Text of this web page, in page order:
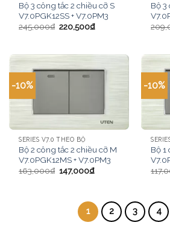
Bộ 3 công tắc 2 chiều cỡ S
V7.0PGK12SS + V7.0PM3
245,000₫ 220,500₫
Bộ 3
-10%
SERIES V7.0 THEO BỘ
Bộ 2 công tắc 2 chiều cỡ M
V7.0PGK12MS + V7.0PM3
163,000₫ 147,000₫
-10%
Bộ 1
1 2 3 4